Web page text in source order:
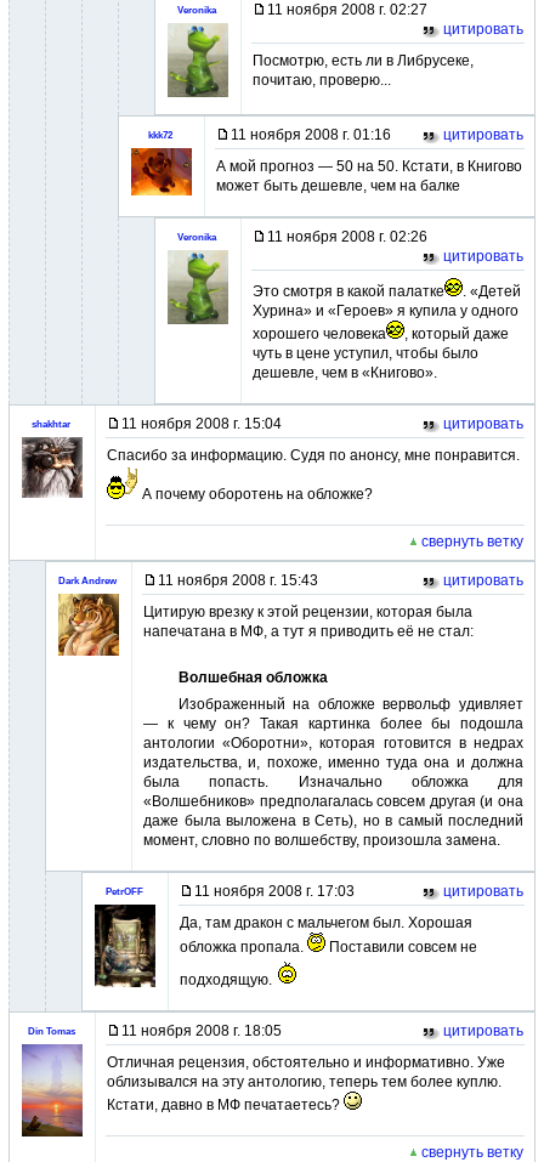
Veronika
11 ноября 2008 г. 02:27
цитировать
Посмотрю, есть ли в Либрусеке,
почитаю, проверю...
kkk72 11 ноября 2008 г. 01:16
цитировать
А мой прогноз — 50 на 50. Кстати, в Книгово
может быть дешевле, чем на балке
Veronika
11 ноября 2008 г. 02:26
цитировать
Это смотря в какой палатке
. «Детей
Хурина» и «Героев» я купила у одного
хорошего человека
, который даже
чуть в цене уступил, чтобы было
дешевле, чем в «Книгово».
shakhtar 11 ноября 2008 г. 15:04
цитировать
Спасибо за информацию. Судя по анонсу, мне понравится.
А почему оборотень на обложке?
свернуть ветку
Dark Andrew 11 ноября 2008 г. 15:43
цитировать
Цитирую врезку к этой рецензии, которая была
напечатана в МФ, а тут я приводить её не стал:
Волшебная обложка
Изображенный на обложке вервольф удивляет
— к чему он? Такая картинка более бы подошла
антологии «Оборотни», которая готовится в недрах
издательства, и, похоже, именно туда она и должна
была попасть. Изначально обложка для
«Волшебников» предполагалась совсем другая (и она
даже была выложена в Сеть), но в самый последний
момент, словно по волшебству, произошла замена.
PetrOFF 11 ноября 2008 г. 17:03
цитировать
Да, там дракон с мальчегом был. Хорошая
обложка пропала.
Поставили совсем не
подходящую.
Din Tomas 11 ноября 2008 г. 18:05
цитировать
Отличная рецензия, обстоятельно и информативно. Уже
облизывался на эту антологию, теперь тем более куплю.
Кстати, давно в МФ печатаетесь?
свернуть ветку